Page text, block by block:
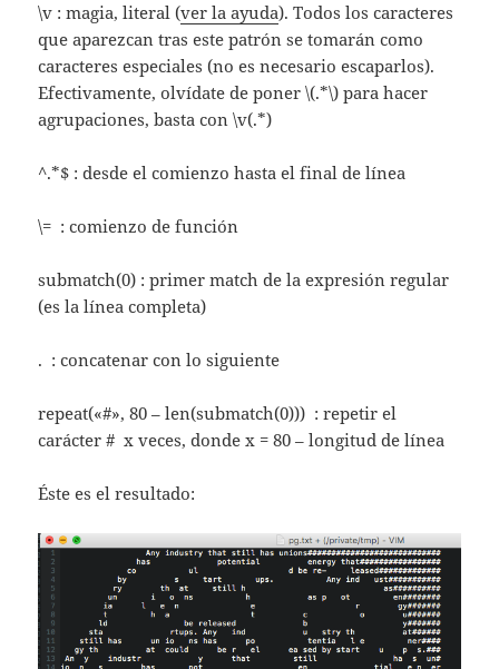
\v : magia, literal (ver la ayuda). Todos los caracteres
que aparezcan tras este patrón se tomarán como
caracteres especiales (no es necesario escaparlos).
Efectivamente, olvídate de poner \(.*\) para hacer
agrupaciones, basta con \v(.*)
^.*$ : desde el comienzo hasta el final de línea
\= : comienzo de función
submatch(0) : primer match de la expresión regular
(es la línea completa)
. : concatenar con lo siguiente
repeat(«#», 80 – len(submatch(0))) : repetir el
carácter # x veces, donde x = 80 – longitud de línea
Éste es el resultado: